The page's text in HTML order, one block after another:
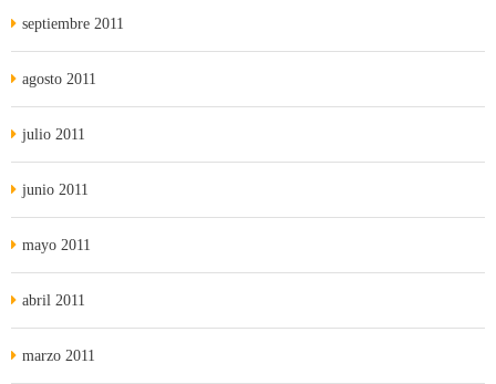
septiembre 2011
agosto 2011
julio 2011
junio 2011
mayo 2011
abril 2011
marzo 2011